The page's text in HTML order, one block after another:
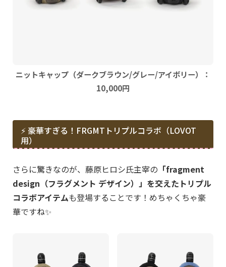
ニットキャップ（ダークブラウン/グレー/アイボリー）：
10,000円
⚡ 豪華すぎる！FRGMTトリプルコラボ（LOVOT
用）
さらに驚きなのが、藤原ヒロシ氏主宰の 「fragment
design（フラグメント デザイン）」を交えたトリプル
コラボアイテムも登場することです！めちゃくちゃ豪
華ですね✨